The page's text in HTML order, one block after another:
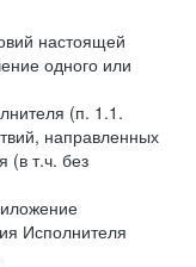
настоящей
одного или
(п. 1.1.
направленных
(в т.ч. без
Исполнителя